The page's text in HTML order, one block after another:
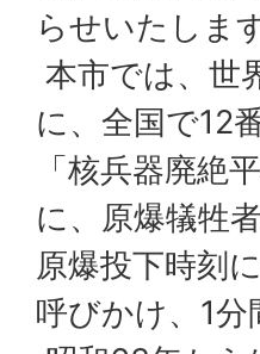
らせいたします
本市では、世
に、全国で12
「核兵器廃絶
に、原爆犠牲
原爆投下時刻
呼びかけ、1